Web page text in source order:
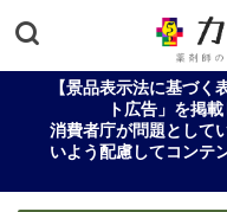
【景品表示法に基づく
ト広告」を掲
消費者庁が問題として
いよう配慮してコンテ